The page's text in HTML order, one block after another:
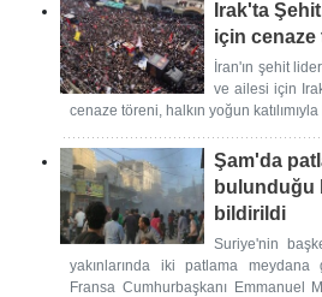
Irak'ta
için cenaze
İran'ın şehit
ve ailesi için
cenaze töreni, halkın yoğun katılımıyla
Şam'da
bulunduğu
bildirildi
Suriye'nin
yakınlarında iki patlama meydana
Fransa Cumhurbaşkanı Emmanuel